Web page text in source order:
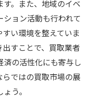
。また、地域のイベ
ョン活動も行われて
い環境を整えていま
すことで、買取業者
の活性化にも寄与し
ではの買取市場の展
う。